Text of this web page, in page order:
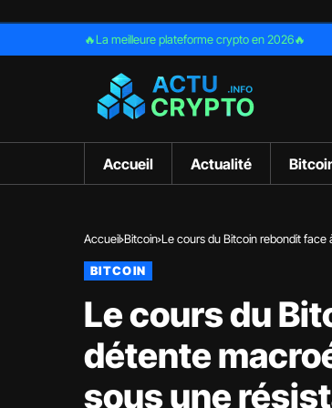
🔥La meilleure plateforme crypto en 2026🔥
Accueil Actualité
Accueil Bitcoin Le cours du Bitcoin rebondit
BITCOIN
Le cours du
détente
sous une